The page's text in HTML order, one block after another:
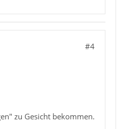
#4
zu Gesicht bekommen.